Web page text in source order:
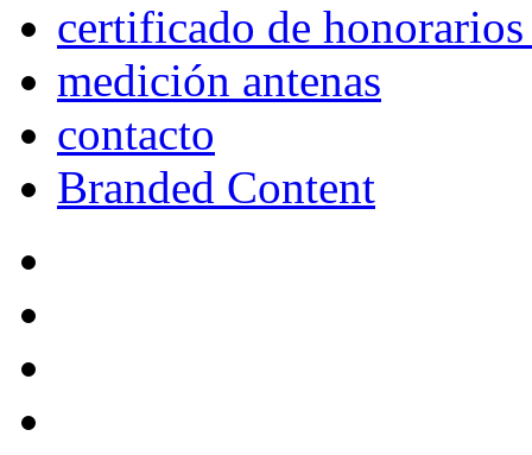
certificado de
medición antenas
contacto
Branded Content